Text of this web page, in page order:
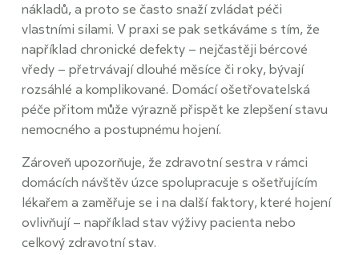
nákladů, a proto se často snaží zvládat péči
vlastními silami. V praxi se pak setkáváme s tím, že
například chronické defekty – nejčastěji bércové
vředy – přetrvávají dlouhé měsíce či roky, bývají
rozsáhlé a komplikované. Domácí ošetřovatelská
péče přitom může výrazně přispět ke zlepšení stavu
nemocného a postupnému hojení.
Zároveň upozorňuje, že zdravotní sestra v rámci
domácích návštěv úzce spolupracuje s ošetřujícím
lékařem a zaměřuje se i na další faktory, které hojení
ovlivňují – například stav výživy pacienta nebo
celkový zdravotní stav.